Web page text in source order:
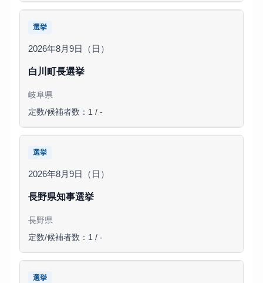
選挙
2026年8月9日（日）
白川町長選挙
岐阜県
定数/候補者数：1 / -
選挙
2026年8月9日（日）
長野県知事選挙
長野県
定数/候補者数：1 / -
選挙